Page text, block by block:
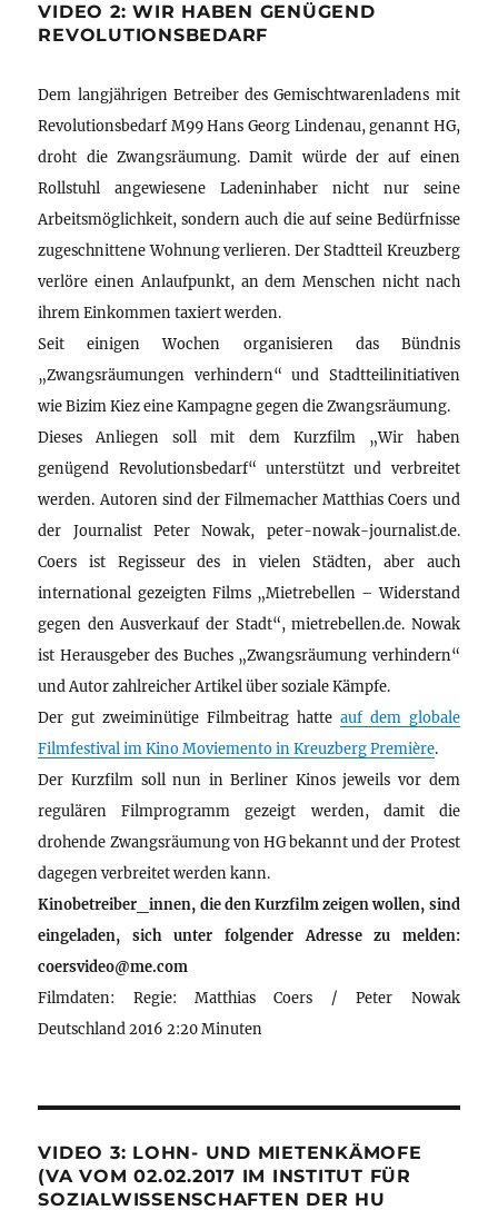
VIDEO 2: WIR HABEN GENÜGEND
REVOLUTIONSBEDARF
Dem langjährigen Betreiber des Gemischtwarenladens mit
Revolutionsbedarf M99 Hans Georg Lindenau, genannt HG,
droht die Zwangsräumung. Damit würde der auf einen
Rollstuhl angewiesene Ladeninhaber nicht nur seine
Arbeitsmöglichkeit, sondern auch die auf seine Bedürfnisse
zugeschnittene Wohnung verlieren. Der Stadtteil Kreuzberg
verlöre einen Anlaufpunkt, an dem Menschen nicht nach
ihrem Einkommen taxiert werden.
Seit einigen Wochen organisieren das Bündnis
„Zwangsräumungen verhindern“ und Stadtteilinitiativen
wie Bizim Kiez eine Kampagne gegen die Zwangsräumung.
Dieses Anliegen soll mit dem Kurzfilm „Wir haben
genügend Revolutionsbedarf“ unterstützt und verbreitet
werden. Autoren sind der Filmemacher Matthias Coers und
der Journalist Peter Nowak, peter-nowak-journalist.de.
Coers ist Regisseur des in vielen Städten, aber auch
international gezeigten Films „Mietrebellen – Widerstand
gegen den Ausverkauf der Stadt“, mietrebellen.de. Nowak
ist Herausgeber des Buches „Zwangsräumung verhindern“
und Autor zahlreicher Artikel über soziale Kämpfe.
Der gut zweiminütige Filmbeitrag hatte auf dem globale
Filmfestival im Kino Moviemento in Kreuzberg Première.
Der Kurzfilm soll nun in Berliner Kinos jeweils vor dem
regulären Filmprogramm gezeigt werden, damit die
drohende Zwangsräumung von HG bekannt und der Protest
dagegen verbreitet werden kann.
Kinobetreiber_innen, die den Kurzfilm zeigen wollen, sind
eingeladen, sich unter folgender Adresse zu melden:
coersvideo@me.com
Filmdaten: Regie: Matthias Coers / Peter Nowak
Deutschland 2016 2:20 Minuten
VIDEO 3: LOHN- UND MIETENKÄMOFE
(VA VOM 02.02.2017 IM INSTITUT FÜR
SOZIALWISSENSCHAFTEN DER HU